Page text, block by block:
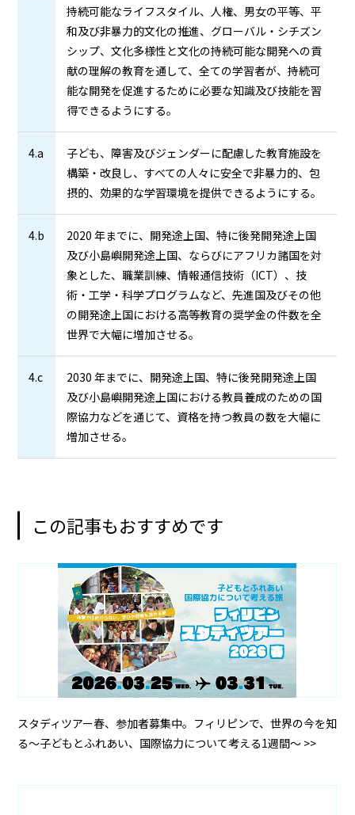
持続可能なライフスタイル、人権、男女の平等、平
和及び非暴力的文化の推進、グローバル・シチズン
シップ、文化多様性と文化の持続可能な開発への貢
献の理解の教育を通して、全ての学習者が、持続可
能な開発を促進するために必要な知識及び技能を習
得できるようにする。
4.a
子ども、障害及びジェンダーに配慮した教育施設を
構築・改良し、すべての人々に安全で非暴力的、包
摂的、効果的な学習環境を提供できるようにする。
4.b
2020 年までに、開発途上国、特に後発開発途上国
及び小島嶼開発途上国、ならびにアフリカ諸国を対
象とした、職業訓練、情報通信技術（ICT）、技
術・工学・科学プログラムなど、先進国及びその他
の開発途上国における高等教育の奨学金の件数を全
世界で大幅に増加させる。
4.c
2030 年までに、開発途上国、特に後発開発途上国
及び小島嶼開発途上国における教員養成のための国
際協力などを通じて、資格を持つ教員の数を大幅に
増加させる。
この記事もおすすめです
スタディツアー春、参加者募集中。フィリピンで、世界の今を知
る～子どもとふれあい、国際協力について考える1週間～ >>